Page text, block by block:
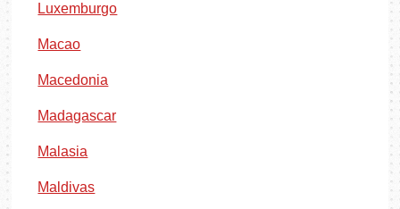
Luxemburgo
Macao
Macedonia
Madagascar
Malasia
Maldivas